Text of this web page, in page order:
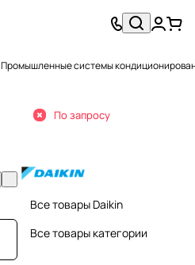
Промышленные системы
По запросу
Все товары Daikin
Все товары категории